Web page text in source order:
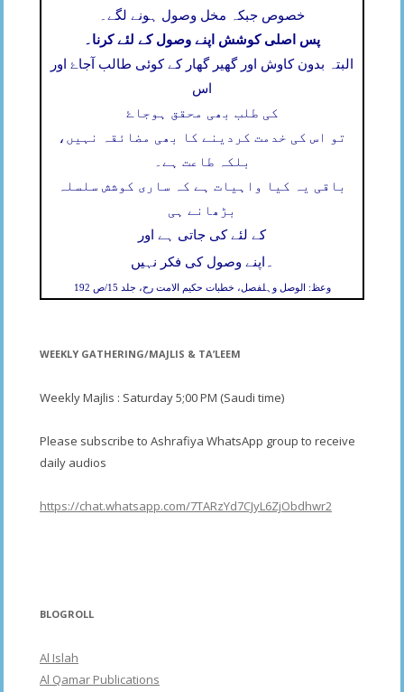
خصوص جبکہ مخل وصول ہونے لگے۔
پس اصلی کوشش اپنے وصول کے لئے کرنا۔
البتہ بدون کاوش اور گھیر گھار کے کوئی طالب آجاۓ اور
اس
کی طلب بھی محقق ہوجاۓ
تو اس کی خدمت کردینے کا بھی مضائقہ نہیں،
بلکہ طاعت ہے۔
باقی یہ کیا واہیات ہے کہ ساری کوشش سلسلہ
بڑھانے ہی
کے لئے کی جاتی ہے اور
اپنے وصول کی فکر نہیں ۔
وعظ: الوصل وہلفصل، خطبات حکیم الامت رح، جلد 15/ص 192
WEEKLY GATHERING/MAJLIS & TA’LEEM
Weekly Majlis : Saturday 5;00 PM (Saudi time)
Please subscribe to Ashrafiya WhatsApp group to receive
daily audios
https://chat.whatsapp.com/7TARzYd7CJyL6ZjObdhwr2
BLOGROLL
Al Islah
Al Qamar Publications